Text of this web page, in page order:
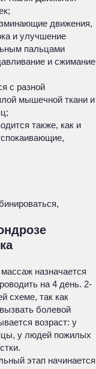
движения,
и улучшение
пальцами
и сжимание
с разной
мышечной ткани и
также, как и
назначается
на 4 день. 2-
схеме, так как
болевой
возраст: у
у людей пожилых
этап начинается